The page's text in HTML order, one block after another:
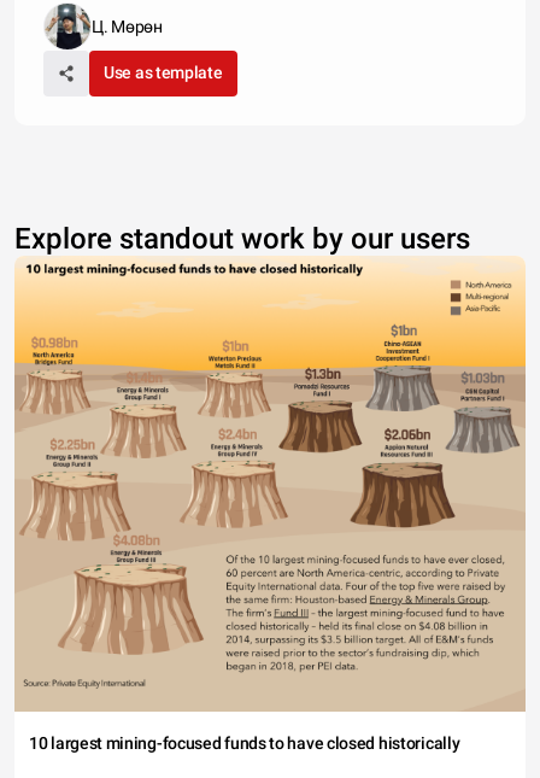
Ц. Мөрөн
Use as template
Explore standout work by our users
10 largest mining-focused funds to have closed historically